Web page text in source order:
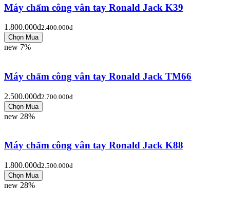
Máy chấm công vân tay Ronald Jack K39
1.800.000đ2.400.000đ
new 7%
Máy chấm công vân tay Ronald Jack TM66
2.500.000đ2.700.000đ
new 28%
Máy chấm công vân tay Ronald Jack K88
1.800.000đ2.500.000đ
new 28%